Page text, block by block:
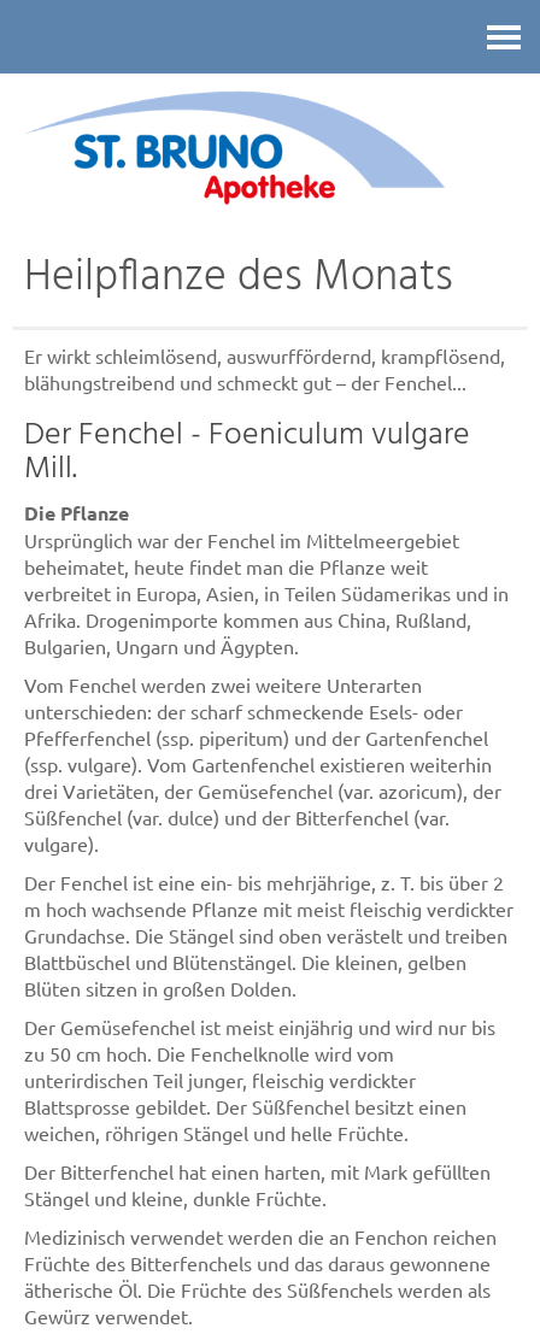
Heilpflanze des Monats
Er wirkt schleimlösend, auswurffördernd, krampflösend,
blähungstreibend und schmeckt gut – der Fenchel...
Der Fenchel - Foeniculum vulgare
Mill.
Die Pflanze
Ursprünglich war der Fenchel im Mittelmeergebiet
beheimatet, heute findet man die Pflanze weit
verbreitet in Europa, Asien, in Teilen Südamerikas und in
Afrika. Drogenimporte kommen aus China, Rußland,
Bulgarien, Ungarn und Ägypten.
Vom Fenchel werden zwei weitere Unterarten
unterschieden: der scharf schmeckende Esels- oder
Pfefferfenchel (ssp. piperitum) und der Gartenfenchel
(ssp. vulgare). Vom Gartenfenchel existieren weiterhin
drei Varietäten, der Gemüsefenchel (var. azoricum), der
Süßfenchel (var. dulce) und der Bitterfenchel (var.
vulgare).
Der Fenchel ist eine ein- bis mehrjährige, z. T. bis über 2
m hoch wachsende Pflanze mit meist fleischig verdickter
Grundachse. Die Stängel sind oben verästelt und treiben
Blattbüschel und Blütenstängel. Die kleinen, gelben
Blüten sitzen in großen Dolden.
Der Gemüsefenchel ist meist einjährig und wird nur bis
zu 50 cm hoch. Die Fenchelknolle wird vom
unterirdischen Teil junger, fleischig verdickter
Blattsprosse gebildet. Der Süßfenchel besitzt einen
weichen, röhrigen Stängel und helle Früchte.
Der Bitterfenchel hat einen harten, mit Mark gefüllten
Stängel und kleine, dunkle Früchte.
Medizinisch verwendet werden die an Fenchon reichen
Früchte des Bitterfenchels und das daraus gewonnene
ätherische Öl. Die Früchte des Süßfenchels werden als
Gewürz verwendet.